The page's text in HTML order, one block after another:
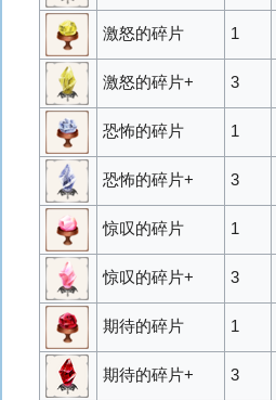
激怒的碎片 1
激怒的碎片+ 3
恐怖的碎片 1
恐怖的碎片+ 3
惊叹的碎片 1
惊叹的碎片+ 3
期待的碎片 1
期待的碎片+ 3